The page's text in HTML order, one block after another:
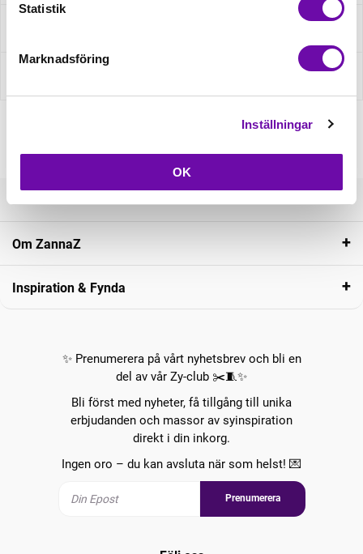
Statistik
Marknadsföring
Inställningar
OK
Kundservice
Om ZannaZ
Inspiration & Fynda
✨ Prenumerera på vårt nyhetsbrev och bli en
del av vår Zy-club ✂️🧵✨
Bli först med nyheter, få tillgång till unika
erbjudanden och massor av syinspiration
direkt i din inkorg.
Ingen oro – du kan avsluta när som helst! 💌
Prenumerera